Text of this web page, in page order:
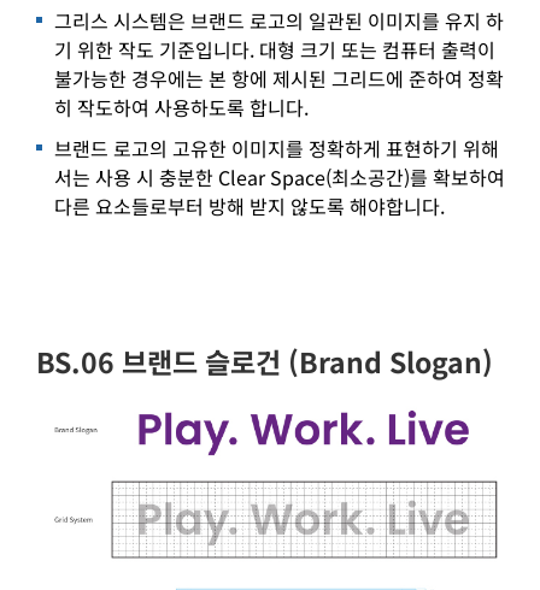
그리스 시스템은 브랜드 로고의 일관된 이미지를 유지 하
기 위한 작도 기준입니다. 대형 크기 또는 컴퓨터 출력이
불가능한 경우에는 본 항에 제시된 그리드에 준하여 정확
히 작도하여 사용하도록 합니다.
브랜드 로고의 고유한 이미지를 정확하게 표현하기 위해
서는 사용 시 충분한 Clear Space(최소공간)를 확보하여
다른 요소들로부터 방해 받지 않도록 해야합니다.
BS.06 브랜드 슬로건 (Brand Slogan)